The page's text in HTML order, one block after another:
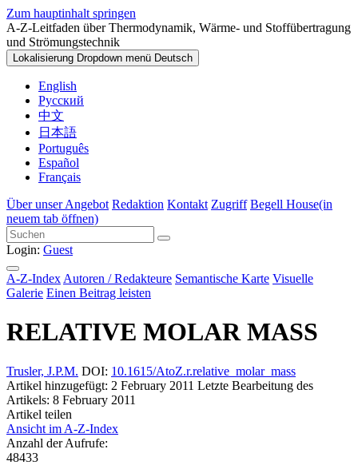
Zum hauptinhalt springen
A-Z-Leitfaden über Thermodynamik, Wärme- und Stoffübertragung
und Strömungstechnik
Lokalisierung Dropdown menü Deutsch
English
Русский
中文
日本語
Português
Español
Français
Über unser Angebot Redaktion Kontakt Zugriff Begell House(in
neuem tab öffnen)
Login: Guest
A-Z-Index Autoren / Redakteure Semantische Karte Visuelle
Galerie Einen Beitrag leisten
RELATIVE MOLAR MASS
Trusler, J.P.M. DOI: 10.1615/AtoZ.r.relative_molar_mass
Artikel hinzugefügt: 2 February 2011 Letzte Bearbeitung des
Artikels: 8 February 2011
Artikel teilen
Ansicht im A-Z-Index
Anzahl der Aufrufe:
48433